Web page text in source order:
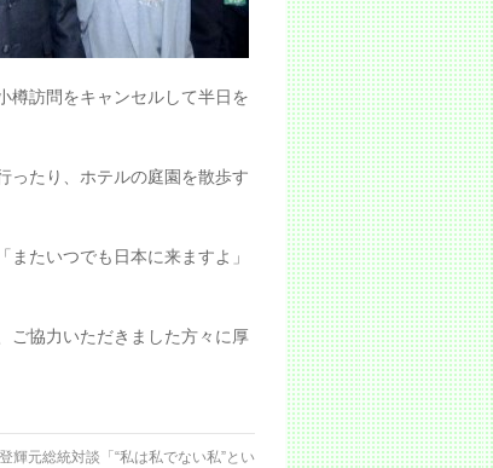
樽訪問をキャンセルして半日を
ったり、ホテルの庭園を散歩す
たいつでも日本に来ますよ」
ご協力いただきました方々に厚
輝元総統対談「“私は私でない私”とい